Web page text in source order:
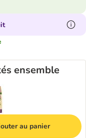
ensemble
au panier